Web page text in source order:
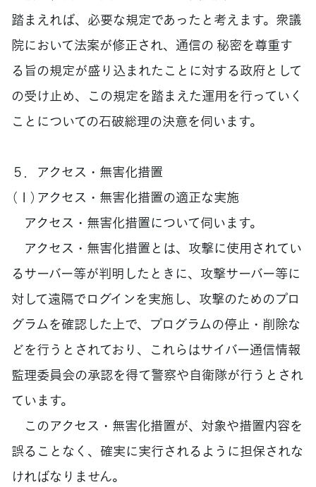
踏まえれば、必要な規定であったと考えます。衆議
院において法案が修正され、通信の 秘密を尊重す
る旨の規定が盛り込まれたことに対する政府として
の受け止め、この規定を踏まえた運用を行っていく
ことについての石破総理の決意を伺います。
５．アクセス・無害化措置
（１）アクセス・無害化措置の適正な実施
アクセス・無害化措置について伺います。
アクセス・無害化措置とは、攻撃に使用されてい
るサーバー等が判明したときに、攻撃サーバー等に
対して遠隔でログインを実施し、攻撃のためのプロ
グラムを確認した上で、プログラムの停止・削除な
どを行うとされており、これらはサイバー通信情報
監理委員会の承認を得て警察や自衛隊が行うとされ
ています。
このアクセス・無害化措置が、対象や措置内容を
誤ることなく、確実に実行されるように担保されな
ければなりません。